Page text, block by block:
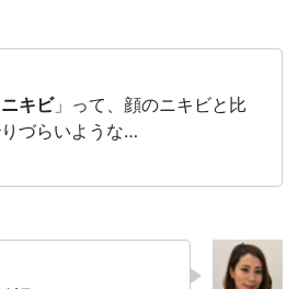
キビ」って、顔のニキビと比
づらいような…